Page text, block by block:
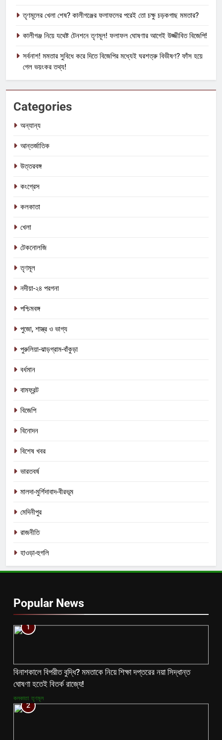
তৃণমূলের খেলা শেষ? কালীগঞ্জের ফলাফলের পরেই তো চক্ষু চড়কগাছ মমতার?
কালীগঞ্জ নিয়ে যথেষ্ট টেনশনে তৃণমূল! ফলাফল ঘোষণার আগেই উজ্জীবিত বিজেপি!
সর্বনাশ! মমতার সুবিধে করে দিতে বিজেপির মধ্যেই ঘরশত্রু বিভীষণ? ফাঁস হয়ে
গেল ভয়ংকর তথ্য!
Categories
অন্যান্য
আন্তর্জাতিক
উত্তরবঙ্গ
কংগ্রেস
কলকাতা
খেলা
টেকনোলজি
তৃণমূল
নদীয়া-২৪ পরগনা
পশ্চিমবঙ্গ
পুজো, শাস্ত্র ও ভাগ্য
পুরুলিয়া-ঝাড়গ্রাম-বাঁকুড়া
বর্ধমান
বামফ্রন্ট
বিজেপি
বিনোদন
বিশেষ খবর
ভারতবর্ষ
মালদা-মুর্শিদাবাদ-বীরভূম
মেদিনীপুর
রাজনীতি
হাওড়া-হুগলি
Popular News
1
বিনাশকালে বিপরীত বুদ্ধি? মমতাকে নিয়ে শিক্ষা দপ্তরের নয়া সিদ্ধান্ত
ঘোষণা হতেই বিতর্ক রাজ্যে!
কলকাতা তৃণমূল
2